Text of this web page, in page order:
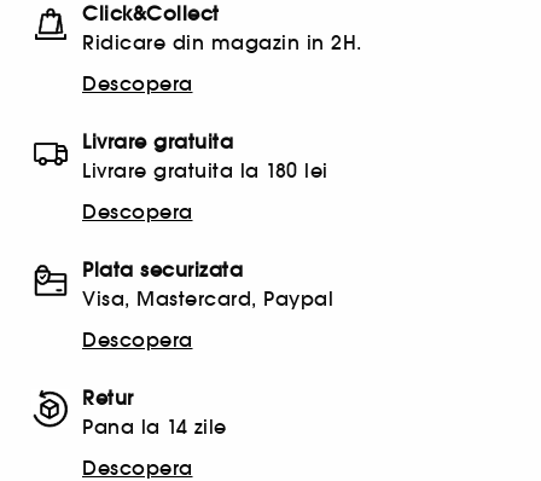
Click&Collect
Ridicare din magazin in 2H.
Descopera
Livrare gratuita
Livrare gratuita la 180 lei
Descopera
Plata securizata
Visa, Mastercard, Paypal
Descopera
Retur
Pana la 14 zile
Descopera